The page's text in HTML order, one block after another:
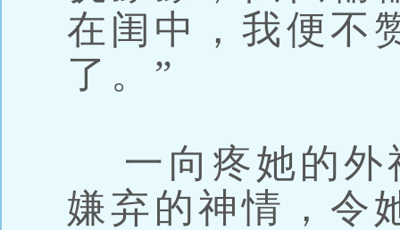
在闺中，我便不
了。”
一向疼她的外
嫌弃的神情，令